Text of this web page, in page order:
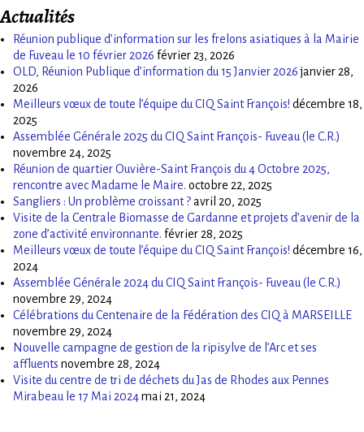
Actualités
Réunion publique d’information sur les frelons asiatiques à la Mairie
de Fuveau le 10 février 2026 février 23, 2026
OLD, Réunion Publique d’information du 15 Janvier 2026 janvier 28,
2026
Meilleurs vœux de toute l’équipe du CIQ Saint François! décembre 18,
2025
Assemblée Générale 2025 du CIQ Saint François- Fuveau (le C.R.)
novembre 24, 2025
Réunion de quartier Ouvière-Saint François du 4 Octobre 2025,
rencontre avec Madame le Maire. octobre 22, 2025
Sangliers : Un problème croissant ?avril 20, 2025
Visite de la Centrale Biomasse de Gardanne et projets d’avenir de la
zone d’activité environnante. février 28, 2025
Meilleurs vœux de toute l’équipe du CIQ Saint François! décembre 16,
2024
Assemblée Générale 2024 du CIQ Saint François- Fuveau (le C.R.)
novembre 29, 2024
Célébrations du Centenaire de la Fédération des CIQ à MARSEILLE
novembre 29, 2024
Nouvelle campagne de gestion de la ripisylve de l’Arc et ses
affluents novembre 28, 2024
Visite du centre de tri de déchets du Jas de Rhodes aux Pennes
Mirabeau le 17 Mai 2024mai 21, 2024